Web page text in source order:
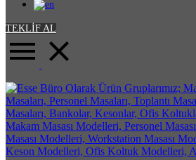
TEKLİF AL